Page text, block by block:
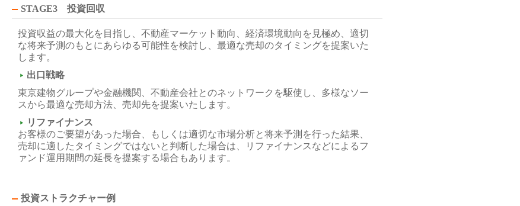
STAGE3 投資回収
投資収益の最大化を目指し、不動産マーケット動向、経済環境動向を見極め、適切
な将来予測のもとにあらゆる可能性を検討し、最適な売却のタイミングを提案いた
します。
出口戦略
東京建物グループや金融機関、不動産会社とのネットワークを駆使し、多様なソー
スから最適な売却方法、売却先を提案いたします。
リファイナンス
お客様のご要望があった場合、もしくは適切な市場分析と将来予測を行った結果、
売却に適したタイミングではないと判断した場合は、リファイナンスなどによるフ
ァンド運用期間の延長を提案する場合もあります。
投資ストラクチャー例